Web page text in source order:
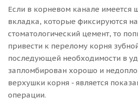
Если в корневом канале имеется
вкладка, которые фиксируются
стоматологический цемент, то
привести к перелому корня
последующей необходимости в
запломбирован хорошо и
верхушки корня - является
операции.